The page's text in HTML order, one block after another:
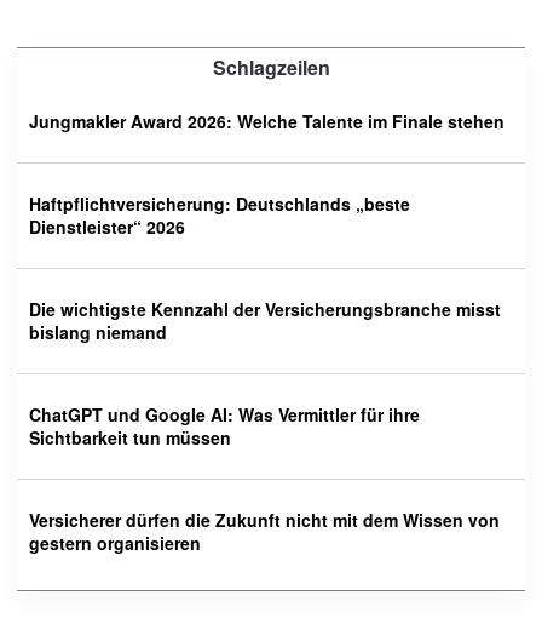
Schlagzeilen
Jungmakler Award 2026: Welche Talente im Finale stehen
Haftpflichtversicherung: Deutschlands „beste
Dienstleister“ 2026
Die wichtigste Kennzahl der Versicherungsbranche misst
bislang niemand
ChatGPT und Google AI: Was Vermittler für ihre
Sichtbarkeit tun müssen
Versicherer dürfen die Zukunft nicht mit dem Wissen von
gestern organisieren